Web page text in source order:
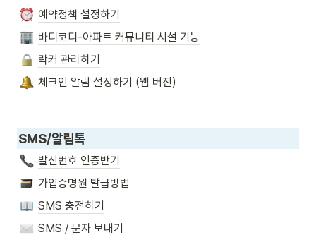
예약정책 설정하기
바디코디-아파트 커뮤니티 시설 기능
락커 관리하기
체크인 알림 설정하기 (웹 버전)
SMS/알림톡
발신번호 인증받기
가입증명원 발급방법
SMS 충전하기
SMS / 문자 보내기